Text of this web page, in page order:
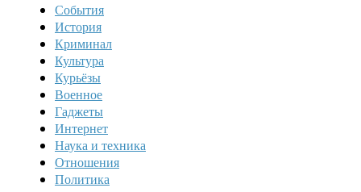
События
История
Криминал
Культура
Курьёзы
Военное
Гаджеты
Интернет
Наука и техника
Отношения
Политика